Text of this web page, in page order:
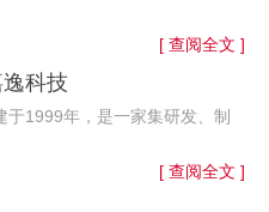
[ 查阅全文 ]
科技
1999年，是一家集研发、制
[ 查阅全文 ]